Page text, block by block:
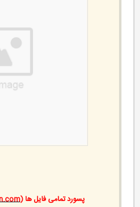
پسورد تمامی فایل ها (